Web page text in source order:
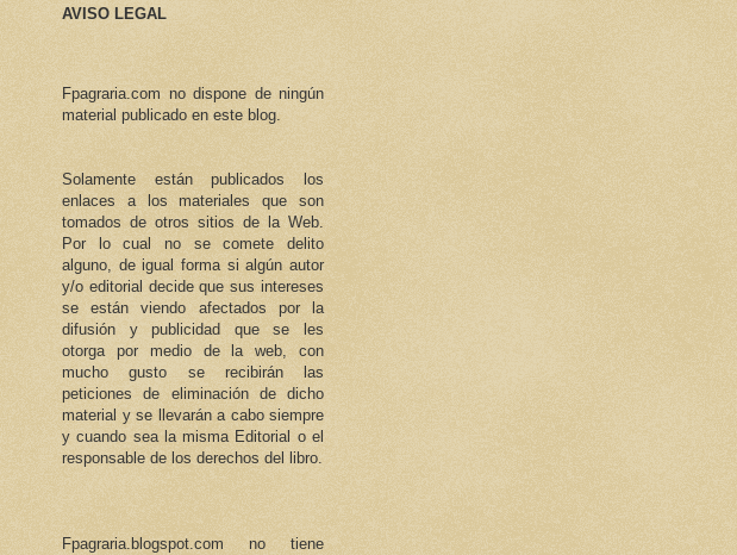
AVISO LEGAL
Fpagraria.com no dispone de ningún
material publicado en este blog.
Solamente están publicados los
enlaces a los materiales que son
tomados de otros sitios de la Web.
Por lo cual no se comete delito
alguno, de igual forma si algún autor
y/o editorial decide que sus intereses
se están viendo afectados por la
difusión y publicidad que se les
otorga por medio de la web, con
mucho gusto se recibirán las
peticiones de eliminación de dicho
material y se llevarán a cabo siempre
y cuando sea la misma Editorial o el
responsable de los derechos del libro.
Fpagraria.blogspot.com no tiene